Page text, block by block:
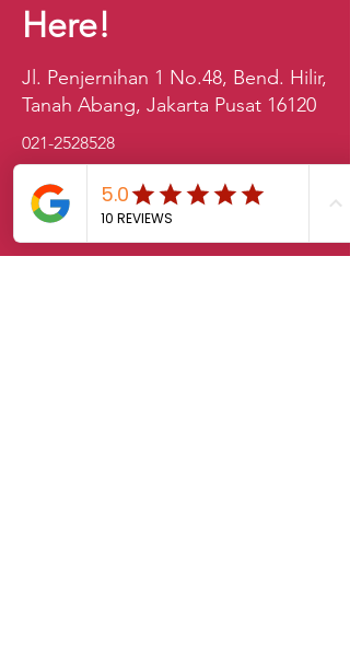
Here!
Jl. Penjernihan 1 No.48, Bend. Hilir,
Tanah Abang, Jakarta Pusat 16120
021-2528528
sales.klab@lxintl.co.kr